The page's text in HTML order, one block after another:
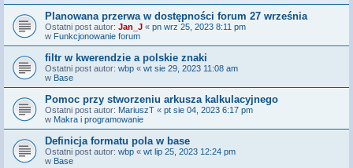
Planowana przerwa w dostępności forum 27 września
Ostatni post autor: Jan_J « pn wrz 25, 2023 8:11 pm
w Funkcjonowanie forum
filtr w kwerendzie a polskie znaki
Ostatni post autor: wbp « wt sie 29, 2023 11:08 am
w Base
Pomoc przy stworzeniu arkusza kalkulacyjnego
Ostatni post autor: MariuszT « pt sie 04, 2023 6:17 pm
w Makra i programowanie
Definicja formatu pola w base
Ostatni post autor: wbp « wt lip 25, 2023 12:24 pm
w Base